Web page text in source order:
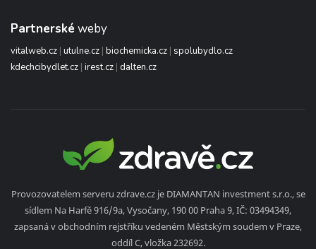
Partnerské weby
vitalweb.cz utulne.cz biochemicka.cz spolubydlo.cz
kdechcibydlet.cz irest.cz dalten.cz
Provozovatelem serveru zdrave.cz je DIAMANTAN investment s.r.o., se
sídlem Na Harfě 916/9a, Vysočany, 190 00 Praha 9, IČ: 03494349,
zapsaná v obchodním rejstříku vedeném Městským soudem v Praze,
oddíl C, vložka 232692.